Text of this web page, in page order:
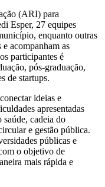
(ARI) para
Esper, 27 equipes
enquanto outras
e acompanham as
participantes é
pós-graduação,
de startups.
ideias e
apresentadas
saúde, cadeia do
e gestão pública.
públicas e
o objetivo de
mais rápida e